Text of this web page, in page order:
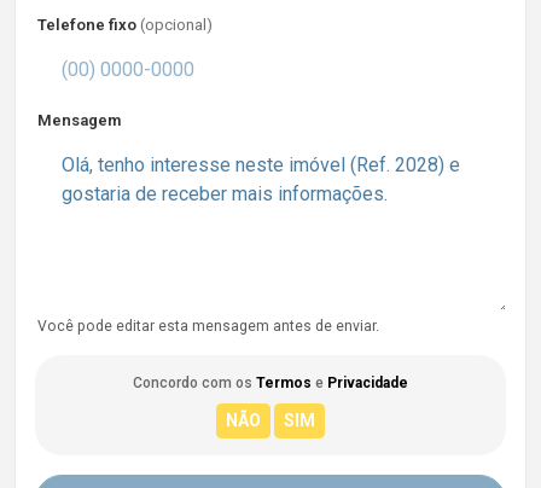
Telefone fixo (opcional)
Mensagem
Você pode editar esta mensagem antes de enviar.
Concordo com os Termos e Privacidade